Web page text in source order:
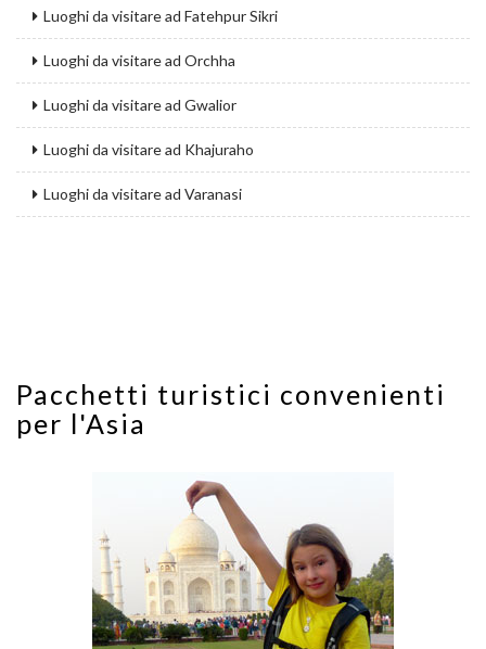
Luoghi da visitare ad Fatehpur Sikri
Luoghi da visitare ad Orchha
Luoghi da visitare ad Gwalior
Luoghi da visitare ad Khajuraho
Luoghi da visitare ad Varanasi
Pacchetti turistici convenienti
per l'Asia